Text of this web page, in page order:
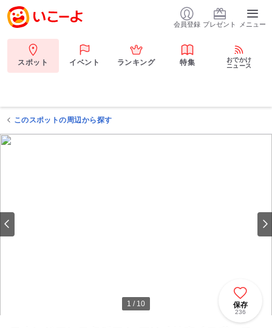
会員登録 プレゼント メニュー
スポット イベント ランキング 特集
おでかけ
ニュース
このスポットの周辺から探す
1 / 10 保存
236